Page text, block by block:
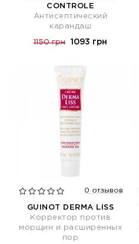
CONTROLE
Антисептический
карандаш
1150 грн 1093 грн
0 отзывов
GUINOT DERMA LISS
Корректор против
морщин и расширенных
пор